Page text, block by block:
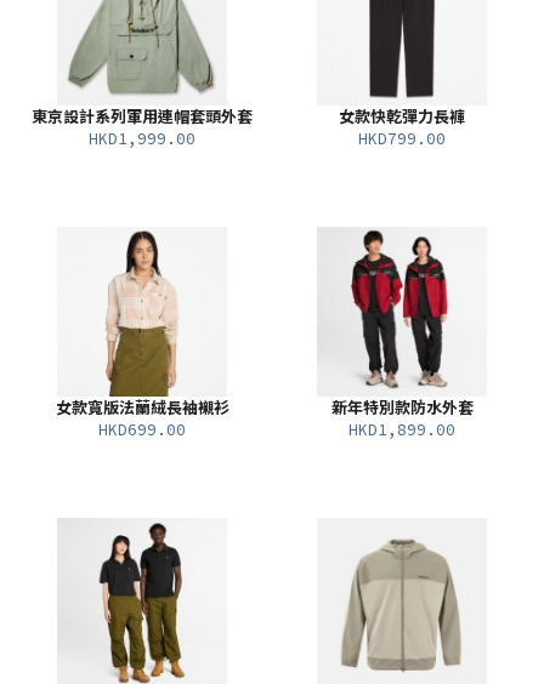
東京設計系列軍用連帽套頭外套
HKD1,999.00
女款快乾彈力長褲
HKD799.00
女款寬版法蘭絨長袖襯衫
HKD699.00
新年特別款防水外套
HKD1,899.00